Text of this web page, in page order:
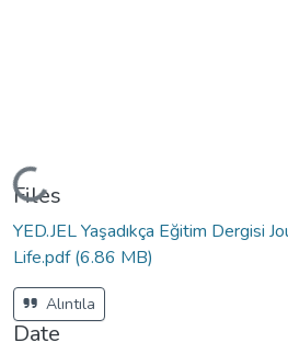
Loading...
Files
YED.JEL Yaşadıkça Eğitim Dergisi
Life.pdf(6.86 MB)
Alıntıla
Date